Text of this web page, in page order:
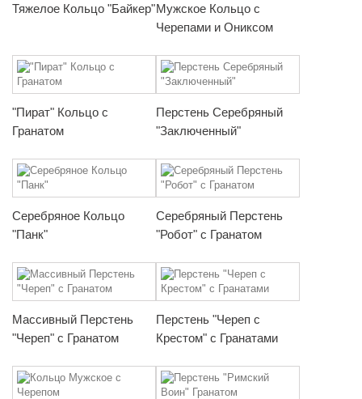
Тяжелое Кольцо "Байкер"Мужское Кольцо с
Черепами и Ониксом
"Пират" Кольцо с
Гранатом
Перстень Серебряный
"Заключенный"
Серебряное Кольцо
"Панк"
Серебряный Перстень
"Робот" с Гранатом
Массивный Перстень
"Череп" с Гранатом
Перстень "Череп с
Крестом" с Гранатами